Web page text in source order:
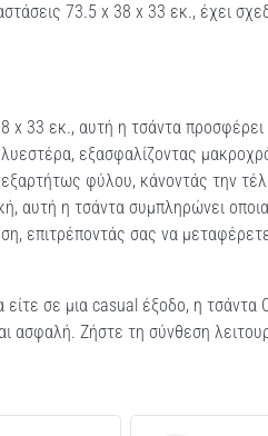
73.5 x 38 x 33 εκ., έχει
x 33 εκ., αυτή η τσάντα
εξασφαλίζοντας
φύλου, κάνοντάς την
αυτή η τσάντα συμπληρώνει
επιτρέποντάς σας να
σε μια casual έξοδο, η τσάντα
ασφαλή. Ζήστε τη σύνθεση